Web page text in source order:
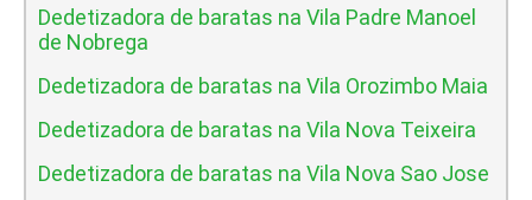
Dedetizadora de baratas na Vila Padre Manoel
de Nobrega
Dedetizadora de baratas na Vila Orozimbo Maia
Dedetizadora de baratas na Vila Nova Teixeira
Dedetizadora de baratas na Vila Nova Sao Jose